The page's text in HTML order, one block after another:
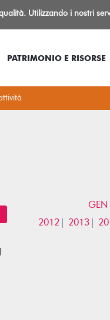
Log-in
PATRIMONIO E RISORSE
GEN
2012
2013
Utilizzando i nostri